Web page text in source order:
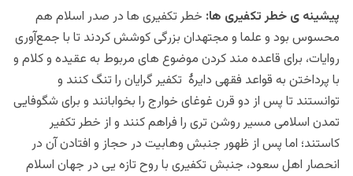
پیشینه ی خطر تکفیری ها: خطر تکفیری ها در صدر اسلام هم
محسوس بود و علما و مجتهدان بزرگی کوشش کردند تا با جمع‌آوری
روایات، برای قاعده‌ مند کردن موضوع های مربوط به عقیده و کلام و
با پرداختن به قواعد فقهی دایرۀ تکفیر گرایان را تنگ کنند و
توانستند تا پس از دو قرن غوغای خوارج را بخوابانند و برای شگوفایی
تمدن اسلامی مسیر روشن تری را فراهم کنند و از خطر تکفیر
کاستند؛ اما پس از ظهور جنبش وهابیت در حجاز و افتادن آن در
انحصار اهل سعود، جنبش تکفیری با روح تازه یی در جهان اسلام